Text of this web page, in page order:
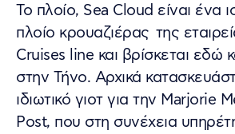
Το πλοίο, Sea Cloud είναι ένα
πλοίο κρουαζιέρας της
Cruises line και βρίσκεται εδώ
στην Τήνο. Αρχικά
ιδιωτικό γιοτ για την Marjorie
Post, που στη συνέχεια